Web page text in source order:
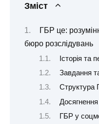
Зміст
ГБР це:
бюро розслідувань
Історія та
Завдання
Структура
ГБР у